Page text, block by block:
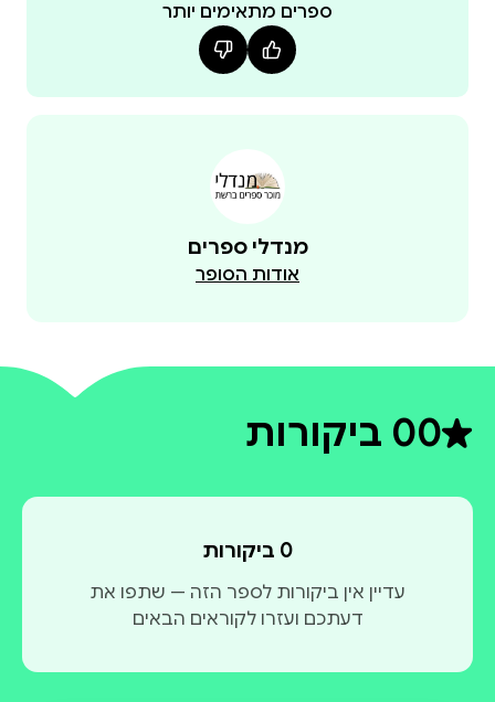
ספרים מתאימים יותר
מנדלי ספרים
אודות הסופר
0דירוג ממוצע 0 מתוך 5
0 ביקורות
0 ביקורות
עדיין אין ביקורות לספר הזה — שתפו את
דעתכם ועזרו לקוראים הבאים